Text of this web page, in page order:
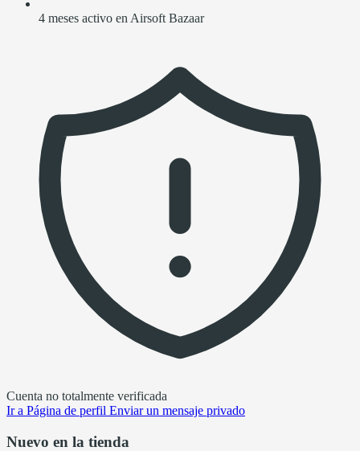
4 meses activo en Airsoft Bazaar
Cuenta no totalmente verificada
Ir a Página de perfil Enviar un mensaje privado
Nuevo en la tienda